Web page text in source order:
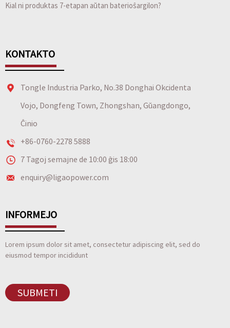
Kial ni produktas 7-etapan aŭtan baterioŝargilon?
KONTAKTO
Tongle Industria Parko, No.38 Donghai Okcidenta
Vojo, Dongfeng Town, Zhongshan, Gŭangdongo,
Ĉinio
+86-0760-2278 5888
7 Tagoj semajne de 10:00 ĝis 18:00
enquiry@ligaopower.com
INFORMEJO
Lorem ipsum dolor sit amet, consectetur adipiscing elit, sed do
eiusmod tempor incididunt
SUBMETI